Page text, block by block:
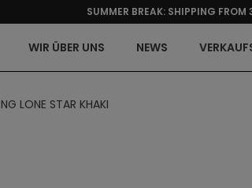
SUMMER BREAK: SHIPPING FROM
WIR ÜBER UNS NEWS
NG LONE STAR KHAKI